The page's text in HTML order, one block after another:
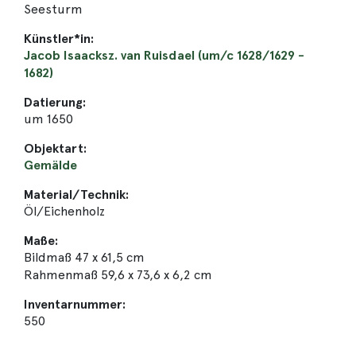
Seesturm
Künstler*in:
Jacob Isaacksz. van Ruisdael (um/c 1628/1629 -
1682)
Datierung:
um 1650
Objektart:
Gemälde
Material/Technik:
Öl/Eichenholz
Maße:
Bildmaß 47 x 61,5 cm
Rahmenmaß 59,6 x 73,6 x 6,2 cm
Inventarnummer:
550